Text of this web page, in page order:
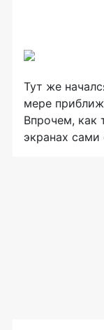
Тут же
мере
Впрочем, как
экранах сами